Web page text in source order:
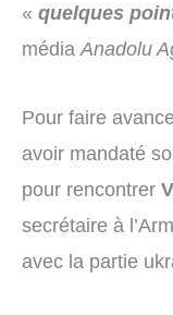
« quelques
médiaAnadolu
Pour faire
avoir mandaté
pour rencontrer
secrétaire à
avec la partie